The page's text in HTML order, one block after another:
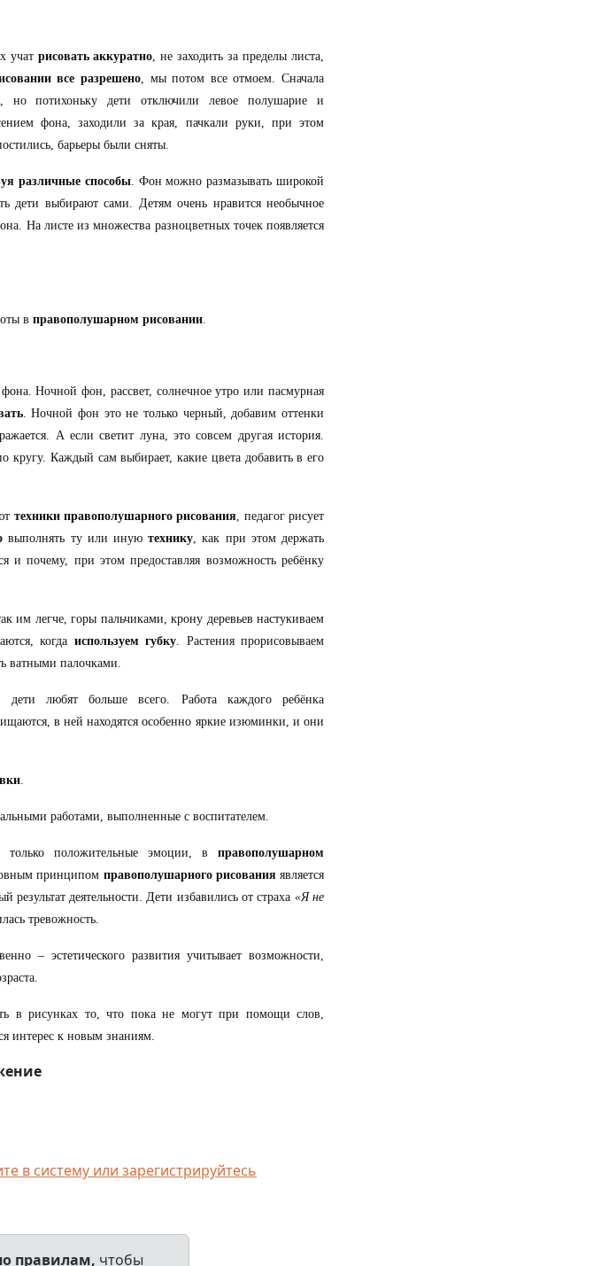
учат рисовать аккуратно, не заходить за пределы листа,
все разрешено, мы потом все отмоем. Сначала
но потихоньку дети отключили левое полушарие и
фона, заходили за края, пачкали руки, при этом
барьеры были сняты.
различные способы. Фон можно размазывать широкой
дети выбирают сами. Детям очень нравится необычное
На листе из множества разноцветных точек появляется
в правополушарном рисовании.
Ночной фон, рассвет, солнечное утро или пасмурная
. Ночной фон это не только черный, добавим оттенки
А если светит луна, это совсем другая история.
кругу. Каждый сам выбирает, какие цвета добавить в его
техники правополушарного рисования, педагог рисует
выполнять ту или инуютехнику, как при этом держать
и почему, при этом предоставляя возможность ребёнку
им легче, горы пальчиками, крону деревьев настукиваем
когда используем губку. Растения прорисовываем
ватными палочками.
любят больше всего. Работа каждого ребёнка
в ней находятся особенно яркие изюминки, и они
.
работами, выполненные с воспитателем.
только положительные эмоции, в правополушарном
принципом правополушарного рисования является
результат деятельности. Дети избавились от страха «Я не
тревожность.
– эстетического развития учитывает возможности,
в рисунках то, что пока не могут при помощи слов,
интерес к новым знаниям.
в систему или зарегистрируйтесь
правилам, чтобы